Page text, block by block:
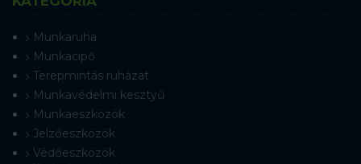
Munkaruha
Munkacipő
Terepmintás ruházat
Munkavédelmi kesztyű
Munkaeszközök
Jelzőeszközök
Védőeszközök